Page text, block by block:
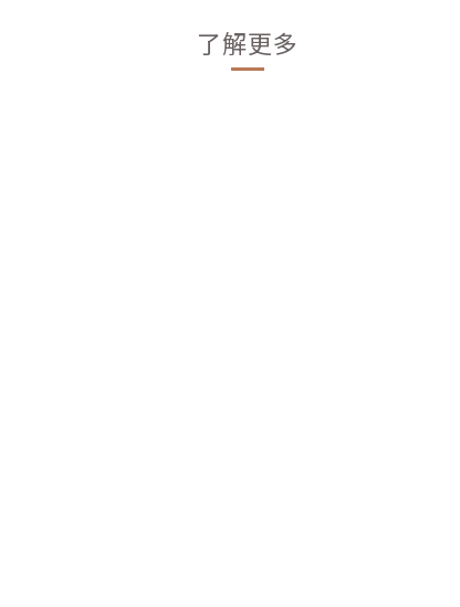
了解更多